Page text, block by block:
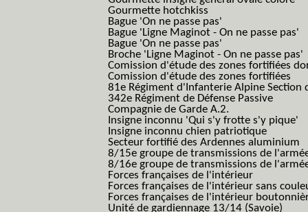
Gourmette hotchkiss
Bague 'On ne passe pas'
Bague 'Ligne Maginot - On ne passe pas'
Bague 'On ne passe pas'
Broche 'Ligne Maginot - On ne passe pas'
Comission d'étude des zones fortifiées
Comission d'étude des zones fortifiées
81e Régiment d'Infanterie Alpine Section
342e Régiment de Défense Passive
Compagnie de Garde A.2.
Insigne inconnu 'Qui s'y frotte s'y pique'
Insigne inconnu chien patriotique
Secteur fortifié des Ardennes aluminium
8/15e groupe de transmissions de
8/16e groupe de transmissions de
Forces françaises de l'intérieur
Forces françaises de l'intérieur sans
Forces françaises de l'intérieur
Unité de gardiennage 13/14 (Savoie)